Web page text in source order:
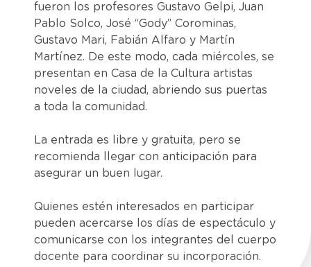
fueron los profesores Gustavo Gelpi, Juan
Pablo Solco, José “Gody” Corominas,
Gustavo Mari, Fabián Alfaro y Martín
Martínez. De este modo, cada miércoles, se
presentan en Casa de la Cultura artistas
noveles de la ciudad, abriendo sus puertas
a toda la comunidad.
La entrada es libre y gratuita, pero se
recomienda llegar con anticipación para
asegurar un buen lugar.
Quienes estén interesados en participar
pueden acercarse los días de espectáculo y
comunicarse con los integrantes del cuerpo
docente para coordinar su incorporación.